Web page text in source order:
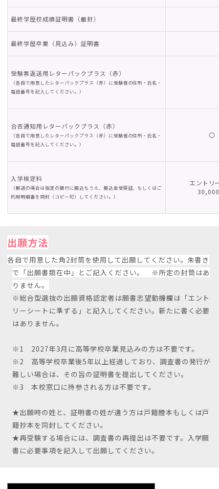
最終学歴校成績証明書（厳封）
最終学歴卒業（見込み）証明書
受験票返送用レターパックプラス（赤）
（各自で用意したレターパックプラス（赤）に受験者の住所・氏名・
電話番号を記入してください。）
合否通知用レターパックプラス（赤）
（各自で用意したレターパックプラス（赤）に受験者の住所・氏名・
電話番号を記入してください。）
〇
入学検定料
（郵送の場合は指定の銀行に振込もうえ、振込金受領証、もしくはご
利用明細書を同封（コピー可）してください。）
エントリ
出願方法
各自で用意した角2封筒を使用して出願してください。朱書き
で「出願書類在中」とご記入ください。 ※所定の封筒はあ
りません。
※総合型選抜の出願資格認定者は願書志望動機欄は「エント
リーシートに準ずる」と記入してください。新たに書く必要
はありません。
※1 2027年3月に高等学校卒業見込みの方は不要です。
※2 高等学校卒業後5年以上経過しており、調査書の発行が
難しい場合は、その旨の証明書を提出してください。
※3 本校窓口に持参される方は不要です。
★出願時の姓と、証明書の姓が違う方は戸籍謄本もしくは戸
籍抄本を同封してください。
★再受験する場合には、調査書の再提出は不要です。入学願
書に必要事項を記入して出願してください。